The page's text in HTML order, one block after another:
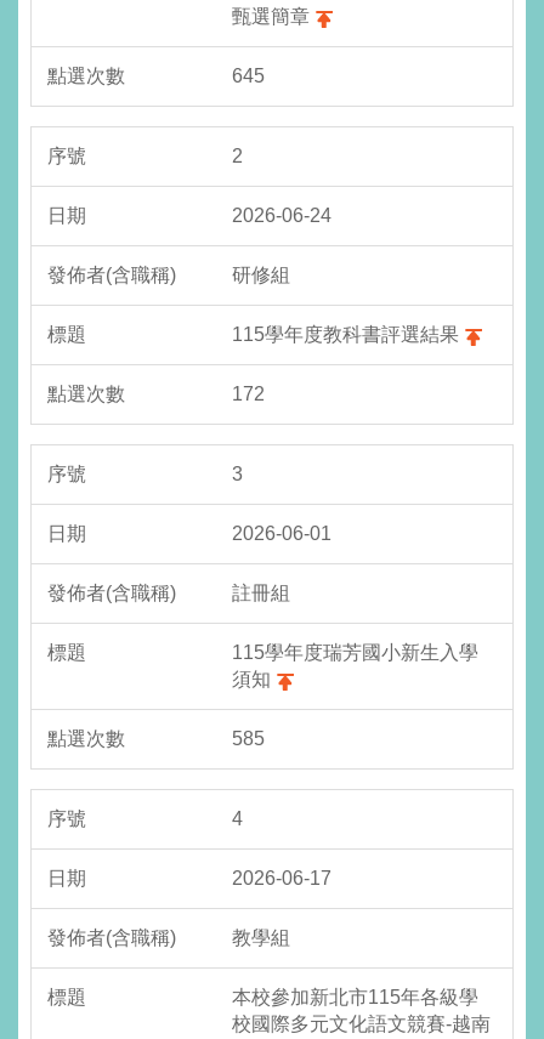
甄選簡章
645
2
2026-06-24
研修組
115學年度教科書評選結果
172
3
2026-06-01
註冊組
115學年度瑞芳國小新生入學
須知
585
4
2026-06-17
教學組
本校參加新北市115年各級學
校國際多元文化語文競賽-越南